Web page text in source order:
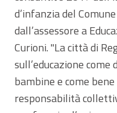
d’infanzia del
dall’assessore a
Curioni. "La città di
sull’educazione
bambine e come
responsabilità